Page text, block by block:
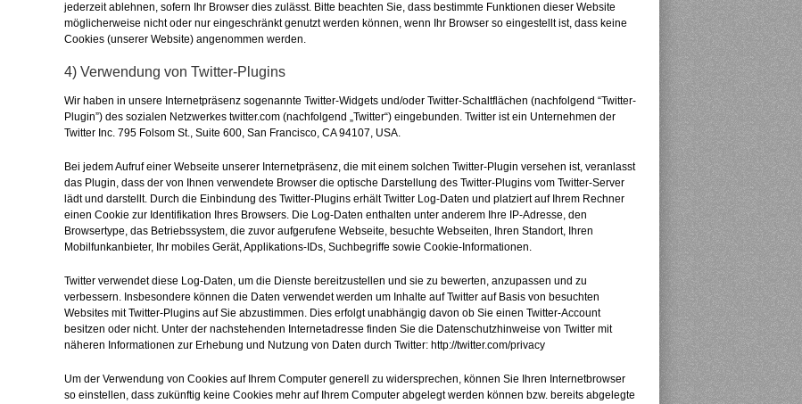
jederzeit ablehnen, sofern Ihr Browser dies zulässt. Bitte beachten Sie, dass bestimmte Funktionen dieser Website
möglicherweise nicht oder nur eingeschränkt genutzt werden können, wenn Ihr Browser so eingestellt ist, dass keine
Cookies (unserer Website) angenommen werden.
4) Verwendung von Twitter-Plugins
Wir haben in unsere Internetpräsenz sogenannte Twitter-Widgets und/oder Twitter-Schaltflächen (nachfolgend “Twitter-
Plugin”) des sozialen Netzwerkes twitter.com (nachfolgend „Twitter“) eingebunden. Twitter ist ein Unternehmen der
Twitter Inc. 795 Folsom St., Suite 600, San Francisco, CA 94107, USA.
Bei jedem Aufruf einer Webseite unserer Internetpräsenz, die mit einem solchen Twitter-Plugin versehen ist, veranlasst
das Plugin, dass der von Ihnen verwendete Browser die optische Darstellung des Twitter-Plugins vom Twitter-Server
lädt und darstellt. Durch die Einbindung des Twitter-Plugins erhält Twitter Log-Daten und platziert auf Ihrem Rechner
einen Cookie zur Identifikation Ihres Browsers. Die Log-Daten enthalten unter anderem Ihre IP-Adresse, den
Browsertype, das Betriebssystem, die zuvor aufgerufene Webseite, besuchte Webseiten, Ihren Standort, Ihren
Mobilfunkanbieter, Ihr mobiles Gerät, Applikations-IDs, Suchbegriffe sowie Cookie-Informationen.
Twitter verwendet diese Log-Daten, um die Dienste bereitzustellen und sie zu bewerten, anzupassen und zu
verbessern. Insbesondere können die Daten verwendet werden um Inhalte auf Twitter auf Basis von besuchten
Websites mit Twitter-Plugins auf Sie abzustimmen. Dies erfolgt unabhängig davon ob Sie einen Twitter-Account
besitzen oder nicht. Unter der nachstehenden Internetadresse finden Sie die Datenschutzhinweise von Twitter mit
näheren Informationen zur Erhebung und Nutzung von Daten durch Twitter: http://twitter.com/privacy
Um der Verwendung von Cookies auf Ihrem Computer generell zu widersprechen, können Sie Ihren Internetbrowser
so einstellen, dass zukünftig keine Cookies mehr auf Ihrem Computer abgelegt werden können bzw. bereits abgelegte